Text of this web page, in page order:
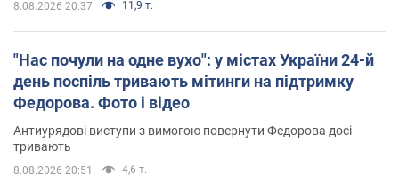
8.08.2026 20:37 11,9 т.
"Нас почули на одне вухо": у містах України 24-й
день поспіль тривають мітинги на підтримку
Федорова. Фото і відео
Антиурядові виступи з вимогою повернути Федорова досі
тривають
8.08.2026 20:51 4,6 т.